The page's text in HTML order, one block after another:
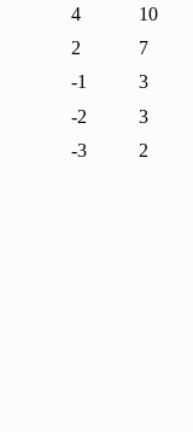
4
10
2
7
-1
3
-2
3
-3 2